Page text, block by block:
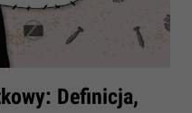
Definicja,